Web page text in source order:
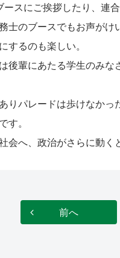
ースにご挨拶したり、連
士のブースでもお声が
するのも楽しい。
後輩にあたる学生のみな
りパレードは歩けなか
す。
会へ、政治がさらに動く
前へ